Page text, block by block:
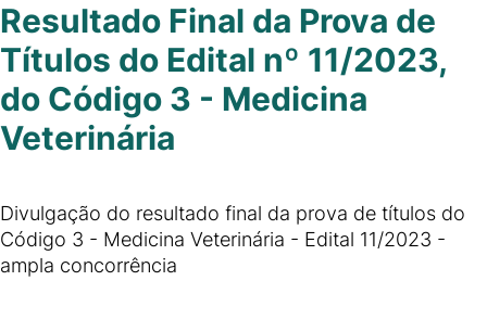
Resultado Final da Prova de
Títulos do Edital nº 11/2023,
do Código 3 - Medicina
Veterinária
Divulgação do resultado final da prova de títulos do
Código 3 - Medicina Veterinária - Edital 11/2023 -
ampla concorrência